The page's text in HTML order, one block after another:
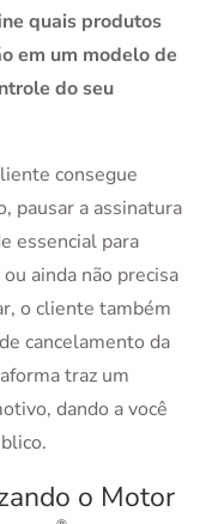
quais produtos
em um modelo de
do seu
consegue
pausar a assinatura
essencial para
ainda não precisa
o cliente também
cancelamento da
traz um
dando a você
o Motor